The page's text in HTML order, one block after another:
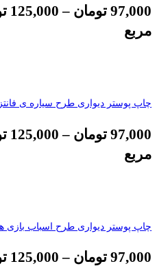
97,000 تومان –
125,000
مربع
چاپ پوستر دیواری طرح سیاره ی فانتزی
97,000 تومان –
125,000
مربع
چاپ پوستر دیواری طرح اسباب بازی
97,000 تومان –
125,000